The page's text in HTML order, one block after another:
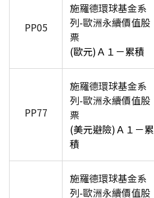
PP05
施羅德環球基金系
列-歐洲永續價值股
票
(歐元)Ａ１－累積
PP77
施羅德環球基金系
列-歐洲永續價值股
票
(美元避險)Ａ１－累
積
施羅德環球基金系
列-歐洲永續價值股